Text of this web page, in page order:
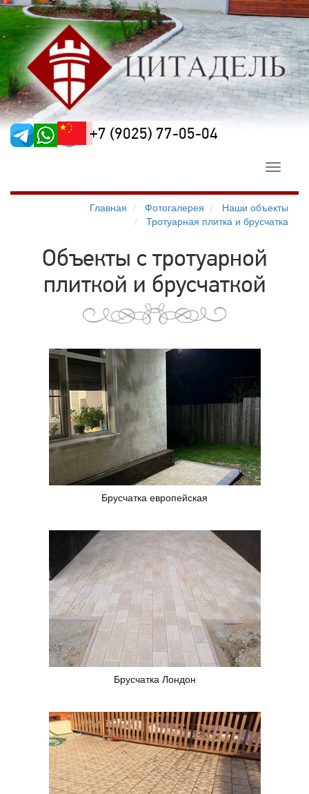
+7 (9025) 77-05-04
Toggle
Главная
Фотогалерея
Наши объекты
Тротуарная плитка и брусчатка
Объекты с тротуарной
плиткой и брусчаткой
Брусчатка европейская
Брусчатка Лондон